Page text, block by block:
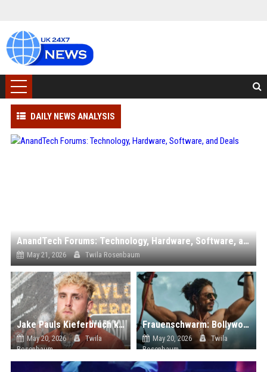
DAILY NEWS ANALYSIS
AnandTech Forums: Technology, Hardware, Software, and Deals
May 21, 2026 Twila Rosenbaum
Jake Pauls Kieferbruch könnte Boxkarriere vorzeitig beenden
May 20, 2026
Twila
Rosenbaum
Frauenschwarm: Bollywood-Star Shah Rukh Khan
May 20, 2026
Twila
Rosenbaum